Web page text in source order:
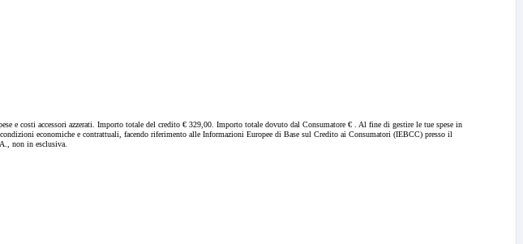
e costi accessori azzerati. Importo totale del credito € 329,00. Importo totale dovuto dal Consumatore € . Al fine di gestire le tue spese in
economiche e contrattuali, facendo riferimento alle Informazioni Europee di Base sul Credito ai Consumatori (IEBCC) presso il
non in esclusiva.